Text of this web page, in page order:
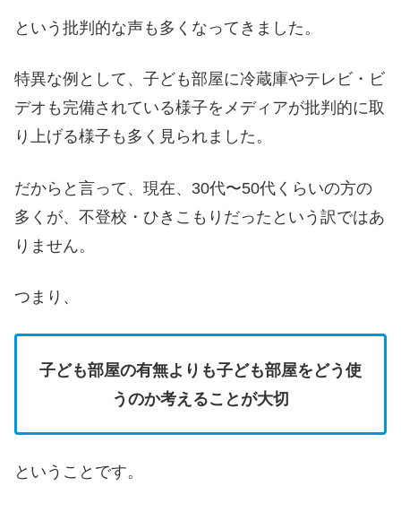
という批判的な声も多くなってきました。
特異な例として、子ども部屋に冷蔵庫やテレビ・ビ
デオも完備されている様子をメディアが批判的に取
り上げる様子も多く見られました。
だからと言って、現在、30代〜50代くらいの方の
多くが、不登校・ひきこもりだったという訳ではあ
りません。
つまり、
子ども部屋の有無よりも子ども部屋をどう使
うのか考えることが大切
ということです。